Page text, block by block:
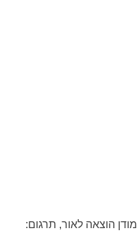
מודן הוצאה לאור, תרגום: